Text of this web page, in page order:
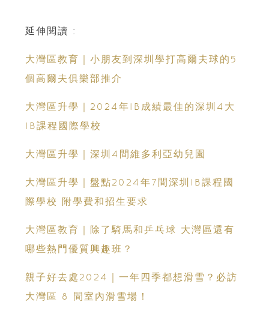
延伸閱讀 :
大灣區教育｜小朋友到深圳學打高爾夫球的5
個高爾夫俱樂部推介
大灣區升學｜2024年IB成績最佳的深圳4大
IB課程國際學校
大灣區升學｜深圳4間維多利亞幼兒園
大灣區升學｜盤點2024年7間深圳IB課程國
際學校 附學費和招生要求
大灣區教育｜除了騎馬和乒乓球 大灣區還有
哪些熱門優質興趣班？
親子好去處2024｜一年四季都想滑雪？必訪
大灣區 8 間室內滑雪場！